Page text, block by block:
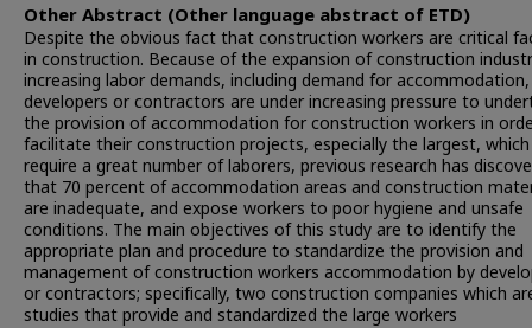
Other Abstract (Other language abstract of ETD)
Despite the obvious fact that construction workers are critical
in construction. Because of the expansion of construction
increasing labor demands, including demand for accommodation,
developers or contractors are under increasing pressure to
the provision of accommodation for construction workers in
facilitate their construction projects, especially the largest, which
require a great number of laborers, previous research has
that 70 percent of accommodation areas and construction
are inadequate, and expose workers to poor hygiene and unsafe
conditions. The main objectives of this study are to identify the
appropriate plan and procedure to standardize the provision and
management of construction workers accommodation by
or contractors; specifically, two construction companies which
studies that provide and standardized the large workers